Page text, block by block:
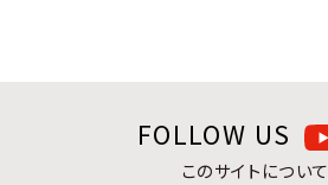
FOLLOW US
このサイトについて